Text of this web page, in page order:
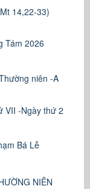
14,22-33)
Tám 2026
niên -A
VII -Ngày thứ 2
Bá Lễ
NIÊN